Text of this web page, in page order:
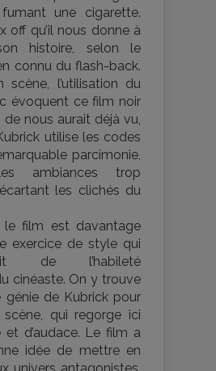
une cigarette.
off qu’il nous donne à
histoire, selon le
connu du flash-back.
scène, l’utilisation du
évoquent ce film noir
de nous aurait déjà vu,
utilise les codes
parcimonie,
ambiances trop
les clichés du
film est davantage
exercice de style qui
de l’habileté
cinéaste. On y trouve
de Kubrick pour
qui regorge ici
et d’audace. Le film a
idée de mettre en